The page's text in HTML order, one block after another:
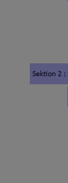
Sektion 2 :